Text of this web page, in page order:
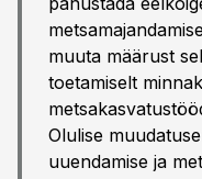
muuta määrust
toetamiselt
Olulise
uuendamise ja